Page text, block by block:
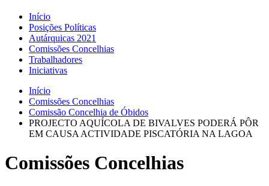
Início
Posições Políticas
Autárquicas 2021
Comissões Concelhias
Trabalhadores
Iniciativas
Início
Comissões Concelhias
Comissão Concelhia de Óbidos
PROJECTO AQUÍCOLA DE BIVALVES PODERÁ PÔR
EM CAUSA ACTIVIDADE PISCATÓRIA NA LAGOA
Comissões Concelhias